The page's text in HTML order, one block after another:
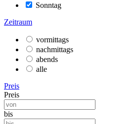
Sonntag
Zeitraum
vormittags
nachmittags
abends
alle
Preis
Preis
bis